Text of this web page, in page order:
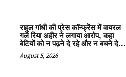
राहुल गांधी की प्रेस कॉन्फ्रेंस में वायरल
गर्ल रिया अहीर ने लगाया आरोप, कहा-
बेटियों को न पढ़ने दे रहे और न बचने दे...
August 5, 2026